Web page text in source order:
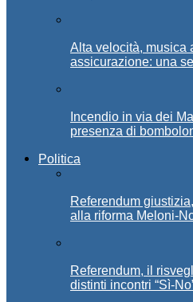
Alta velocità, musica
assicurazione: una
Incendio in via dei
presenza di
Politica
Referendum
alla riforma Meloni-
Referendum, il
distinti incontri “Sì-